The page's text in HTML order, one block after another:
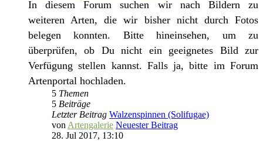
In diesem Forum suchen wir nach Bildern zu
weiteren Arten, die wir bisher nicht durch Fotos
belegen konnten. Bitte hineinsehen, um zu
überprüfen, ob Du nicht ein geeignetes Bild zur
Verfügung stellen kannst. Falls ja, bitte im Forum
Artenportal hochladen.
5 Themen
5 Beiträge
Letzter Beitrag Walzenspinnen (Solifugae)
von Artengalerie Neuester Beitrag
28. Jul 2017, 13:10